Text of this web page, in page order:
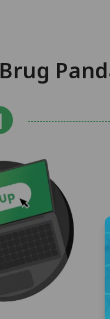
Brug